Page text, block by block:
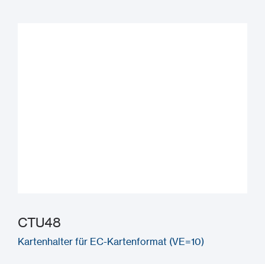
CTU48
Kartenhalter für EC-Kartenformat (VE=10)